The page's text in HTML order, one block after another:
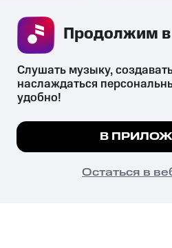
СКАЧАТЬ
психотропных веществ, их
их незаконный оборот запрещён и
законодательством
© 2026 ООО «КИОН».
Все права защищены
Мы используем куки, чтобы
Подробнее
Слушать музыку,
наслаждаться
удобно!
В
Остаться в